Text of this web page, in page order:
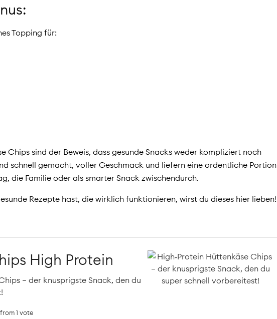
Topping für:
Chips sind der Beweis, dass gesunde Snacks weder kompliziert noch
schnell gemacht, voller Geschmack und liefern eine ordentliche Portion
die Familie oder als smarter Snack zwischendurch.
Rezepte hast, die wirklich funktionieren, wirst du dieses hier lieben!
High Protein
– der knusprigste Snack, den du
1 vote